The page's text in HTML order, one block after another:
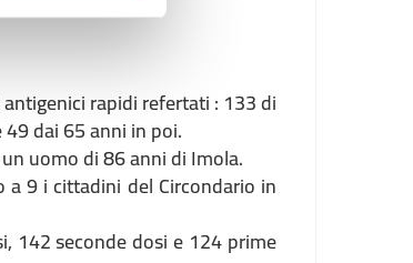
rapidi refertati : 133 di
dai 65 anni in poi.
uomo di 86 anni di Imola.
9 i cittadini del Circondario in
142 seconde dosi e 124 prime